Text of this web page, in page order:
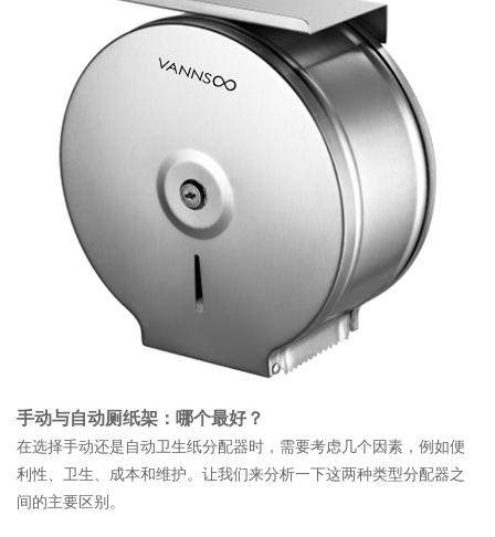
手动与自动厕纸架：哪个最好？
在选择手动还是自动卫生纸分配器时，需要考虑几个因素，例如便
利性、卫生、成本和维护。让我们来分析一下这两种类型分配器之
间的主要区别。